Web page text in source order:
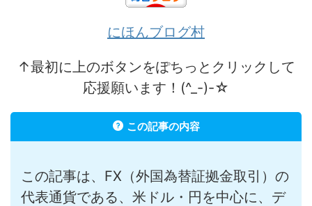
にほんブログ村
↑最初に上のボタンをぽちっとクリックして
応援願います！(^_-)-☆
この記事の内容
この記事は、FX（外国為替証拠金取引）の
代表通貨である、米ドル・円を中心に、デ